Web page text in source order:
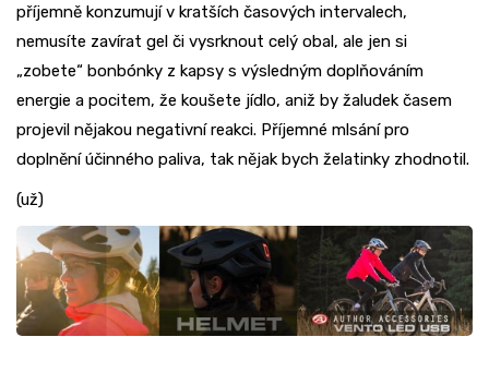
příjemně konzumují v kratších časových intervalech,
nemusíte zavírat gel či vysrknout celý obal, ale jen si
„zobete“ bonbónky z kapsy s výsledným doplňováním
energie a pocitem, že koušete jídlo, aniž by žaludek časem
projevil nějakou negativní reakci. Příjemné mlsání pro
doplnění účinného paliva, tak nějak bych želatinky zhodnotil.
(už)